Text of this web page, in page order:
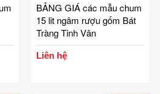
BẢNG GIÁ các mẫu chum
15 lit ngâm rượu gốm Bát
Tràng Tinh Vân
Liên hệ